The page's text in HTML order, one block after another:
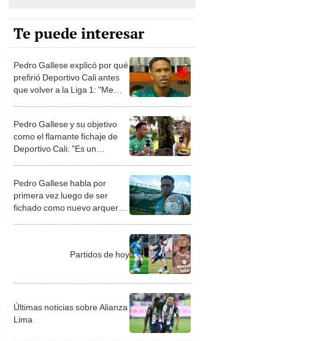
Te puede interesar
Pedro Gallese explicó por qué
prefirió Deportivo Cali antes
que volver a la Liga 1: "Me
Pedro Gallese y su objetivo
como el flamante fichaje de
Deportivo Cali: "Es un
Pedro Gallese habla por
primera vez luego de ser
fichado como nuevo arquero
Partidos de hoy
Últimas noticias sobre Alianza
Lima